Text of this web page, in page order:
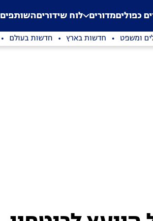
Application error: a
. כפוליםמדורים לוח שידוריםהשותפים
ומשפט חדשות בארץ חדשות בעולם